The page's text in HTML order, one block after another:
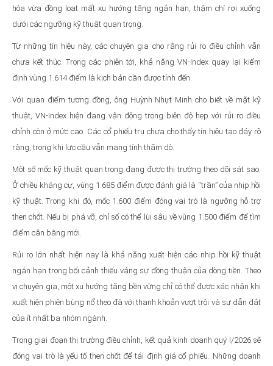
hóa vừa đồng loạt mất xu hướng tăng ngắn hạn, thậm chí rơi xuống
dưới các ngưỡng kỹ thuật quan trọng.
Từ những tín hiệu này, các chuyên gia cho rằng rủi ro điều chỉnh vẫn
chưa kết thúc. Trong các phiên tới, khả năng VN-Index quay lại kiểm
định vùng 1.614 điểm là kịch bản cần được tính đến.
Với quan điểm tương đồng, ông Huỳnh Nhựt Minh cho biết về mặt kỹ
thuật, VN-Index hiện đang vận động trong biên độ hẹp với rủi ro điều
chỉnh còn ở mức cao. Các cổ phiếu trụ chưa cho thấy tín hiệu tạo đáy rõ
ràng, trong khi lực cầu vẫn mang tính thăm dò.
Một số mốc kỹ thuật quan trọng đang được thị trường theo dõi sát sao.
Ở chiều kháng cự, vùng 1.685 điểm được đánh giá là “trần” của nhịp hồi
kỹ thuật. Trong khi đó, mốc 1.600 điểm đóng vai trò là ngưỡng hỗ trợ
then chốt. Nếu bị phá vỡ, chỉ số có thể lùi sâu về vùng 1.500 điểm để tìm
điểm cân bằng mới.
Rủi ro lớn nhất hiện nay là khả năng xuất hiện các nhịp hồi kỹ thuật
ngắn hạn trong bối cảnh thiếu vắng sự đồng thuận của dòng tiền. Theo
vị chuyên gia, một xu hướng tăng bền vững chỉ có thể được xác nhận khi
xuất hiện phiên bùng nổ theo đà với thanh khoản vượt trội và sự dẫn dắt
của ít nhất ba nhóm ngành.
Trong giai đoạn thị trường điều chỉnh, kết quả kinh doanh quý I/2026 sẽ
đóng vai trò là yếu tố then chốt để tái định giá cổ phiếu. Những doanh